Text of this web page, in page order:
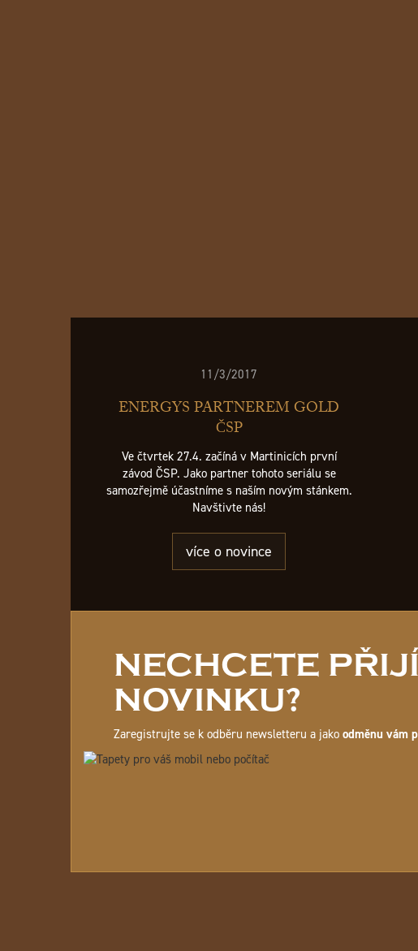
11/3/2017
ENERGYS PARTNEREM GOLD
ČSP
Ve čtvrtek 27.4. začíná v Martinicích první
závod ČSP. Jako partner tohoto seriálu se
samozřejmě účastníme s naším novým stánkem.
Navštivte nás!
více o novince
NECHCETE
NOVINKU?
Zaregistrujte se k odběru newsletteru a jakoodměnu vám